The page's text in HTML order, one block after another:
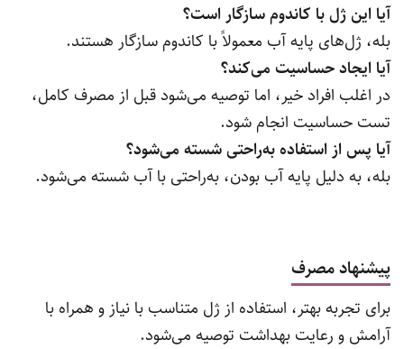
آیا این ژل با کاندوم سازگار است؟
بله، ژل‌های پایه آب معمولاً با کاندوم سازگار هستند.
آیا ایجاد حساسیت می‌کند؟
در اغلب افراد خیر، اما توصیه می‌شود قبل از مصرف کامل،
تست حساسیت انجام شود.
آیا پس از استفاده به‌راحتی شسته می‌شود؟
بله، به دلیل پایه آب بودن، به‌راحتی با آب شسته می‌شود.
پیشنهاد مصرف
برای تجربه بهتر، استفاده از ژل متناسب با نیاز و همراه با
آرامش و رعایت بهداشت توصیه می‌شود.